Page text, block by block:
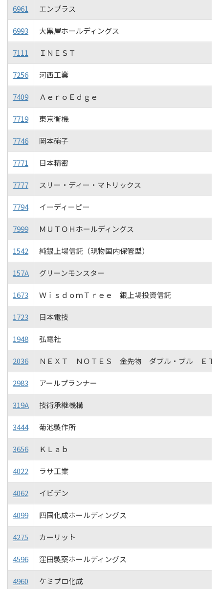
6961 エンプラス
6993 大黒屋ホールディングス
7111 ＩＮＥＳＴ
7256 河西工業
7409 ＡｅｒｏＥｄｇｅ
7719 東京衡機
7746 岡本硝子
7771 日本精密
7777 スリー・ディー・マトリックス
7794 イーディーピー
7999 ＭＵＴＯＨホールディングス
1542 純銀上場信託（現物国内保管型）
157A グリーンモンスター
1673 ＷｉｓｄｏｍＴｒｅｅ 銀上場投資信託
1723 日本電技
1948 弘電社
2036 ＮＥＸＴ ＮＯＴＥＳ 金先物 ダブル・ブル ＥＴ
2983 アールプランナー
319A 技術承継機構
3444 菊池製作所
3656 ＫＬａｂ
4022 ラサ工業
4062 イビデン
4099 四国化成ホールディングス
4275 カーリット
4596 窪田製薬ホールディングス
4960 ケミプロ化成